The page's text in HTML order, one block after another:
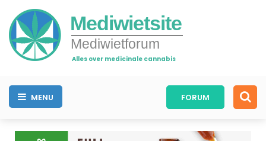
Mediwietsite
Mediwietforum
Alles over medicinale cannabis
MENU FORUM